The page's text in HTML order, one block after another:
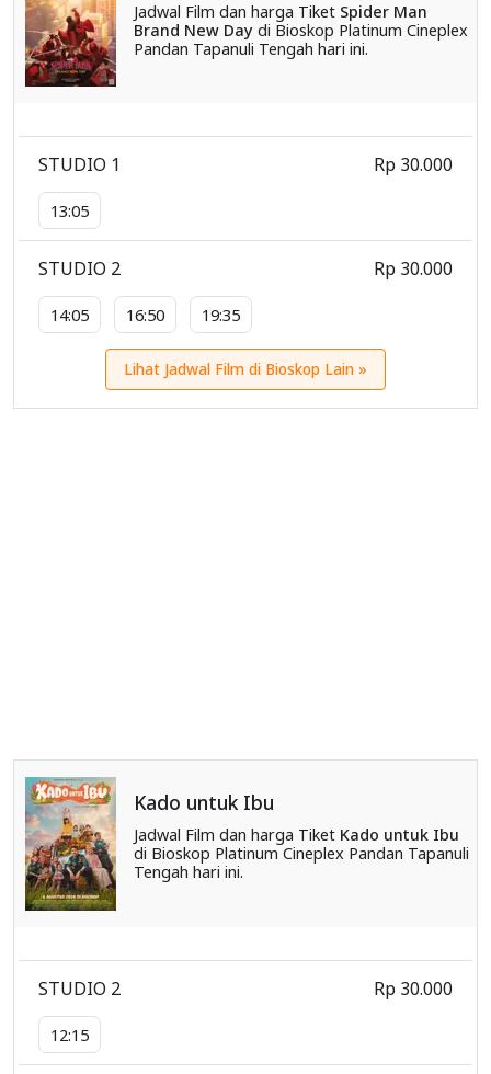
Jadwal Film dan harga Tiket Spider Man
Brand New Daydi Bioskop Platinum Cineplex
Pandan Tapanuli Tengah hari ini.
STUDIO 1
13:05
Rp 30.000
STUDIO 2
14:05 16:50 19:35
Rp 30.000
Lihat Jadwal Film di Bioskop Lain »
Kado untuk Ibu
Jadwal Film dan harga Tiket Kado untuk Ibu
di Bioskop Platinum Cineplex Pandan Tapanuli
Tengah hari ini.
STUDIO 2
12:15
Rp 30.000